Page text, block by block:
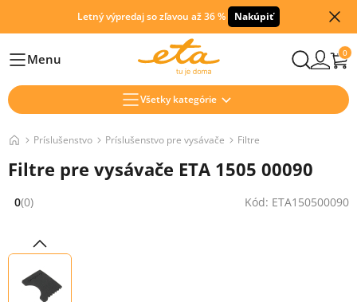
Letný výpredaj so zľavou až 36 % Nakúpiť
HlavníMenu 0
Všetky kategórie
Príslušenstvo Príslušenstvo pre vysávače Filtre
Filtre pre vysávače ETA 1505 00090
Hodnocení: 0 z 5 (0 recenzí)
0(0) Kód: ETA150500090